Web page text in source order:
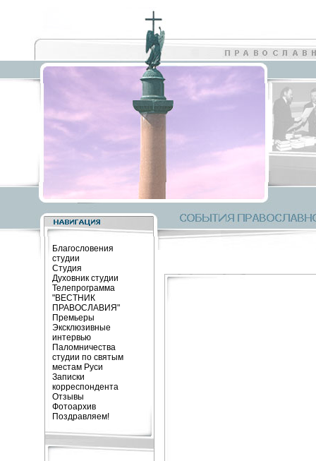
Благословения
студии
Студия
Духовник студии
Телепрограмма
"ВЕСТНИК
ПРАВОСЛАВИЯ"
Премьеры
Эксклюзивные
интервью
Паломничества
студии по святым
местам Руси
Записки
корреспондента
Отзывы
Фотоархив
Поздравляем!